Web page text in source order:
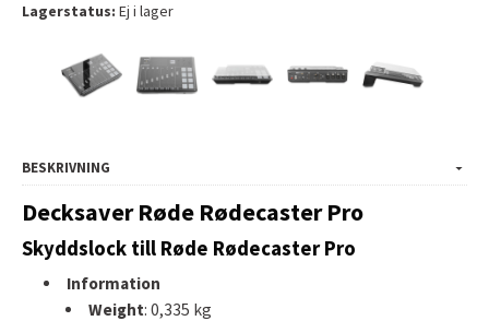
Lagerstatus: Ej i lager
BESKRIVNING
Decksaver Røde Rødecaster Pro
Skyddslock till Røde Rødecaster Pro
Information
Weight: 0,335 kg